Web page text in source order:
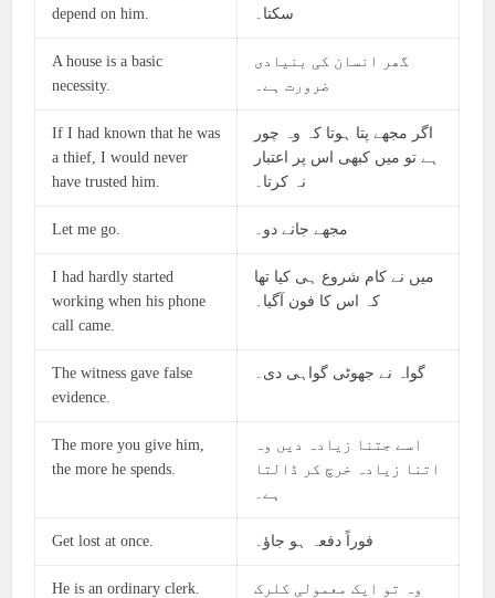
depend on him.
سکتا۔
A house is a basic
necessity.
گھر انسان کی بنیادی
ضرورت ہے۔
If I had known that he was
a thief, I would never
have trusted him.
اگر مجھے پتا ہوتا کہ وہ چور
ہے تو میں کبھی اس پر اعتبار
نہ کرتا۔
Let me go. مجھے جانے دو۔
I had hardly started
working when his phone
call came.
میں نے کام شروع ہی کیا تھا
کہ اس کا فون آگیا۔
The witness gave false
evidence.
گواہ نے جھوٹی گواہی دی۔
The more you give him,
the more he spends.
اسے جتنا زیادہ دیں وہ
اتنا زیادہ خرچ کر ڈالتا
ہے۔
Get lost at once. فوراً دفعہ ہو جاؤ۔
He is an ordinary clerk.
وہ تو ایک معمولی کلرک